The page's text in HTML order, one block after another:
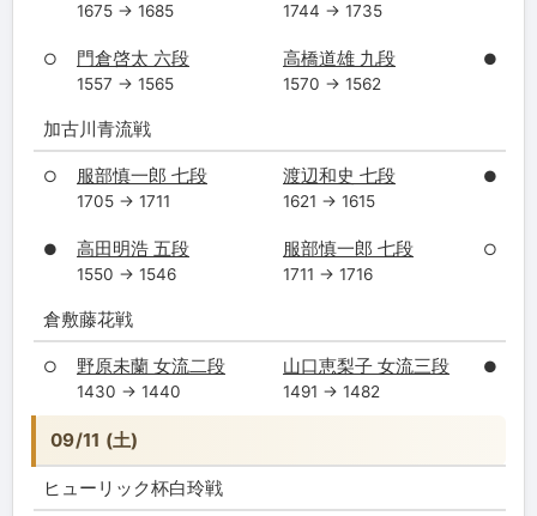
1675 → 1685 1744 → 1735
○ 門倉啓太 六段
1557 → 1565
高橋道雄 九段
1570 → 1562
●
加古川青流戦
○ 服部慎一郎 七段
1705 → 1711
渡辺和史 七段
1621 → 1615
●
● 高田明浩 五段
1550 → 1546
服部慎一郎 七段
1711 → 1716
○
倉敷藤花戦
○ 野原未蘭 女流二段
1430 → 1440
山口恵梨子 女流三段
1491 → 1482
●
09/11 (土)
ヒューリック杯白玲戦